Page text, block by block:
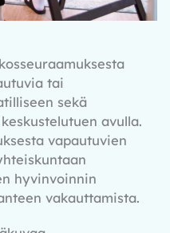
tai
sekä
avulla.
vapautuvien
hyvinvoinnin
vakauttamista.